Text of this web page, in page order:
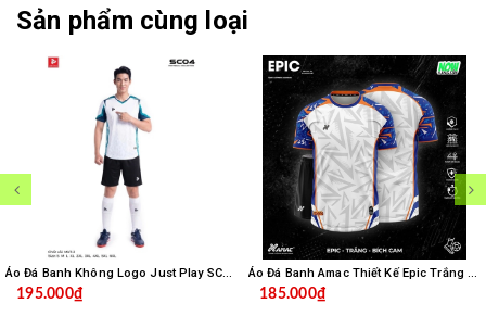
Sản phẩm cùng loại
Áo Đá Banh Không Logo Just Play SC04 - Trắng
195.000₫ 185.000₫